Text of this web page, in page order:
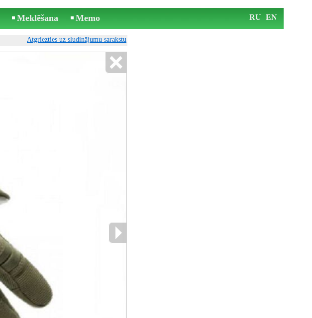
Meklēšana Memo RU EN
Atgriezties uz sludinājumu sarakstu